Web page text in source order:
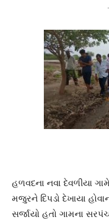
હળવદના નવા દેવળીયા
મજુરને દિપડો દેખાયા
સર્જાયો હતો ગામના